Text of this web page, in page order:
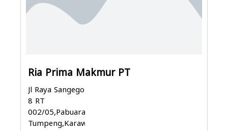
Ria Prima Makmur PT
Jl Raya Sangego
8 RT
002/05,Pabuaran
Tumpeng,Karaw...